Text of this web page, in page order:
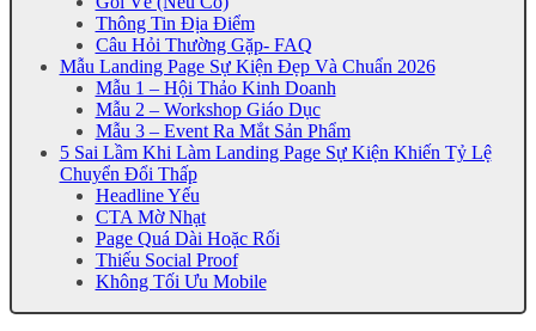
Thông Tin Địa Điểm
Câu Hỏi Thường Gặp- FAQ
Mẫu Landing Page Sự Kiện Đẹp Và Chuẩn 2026
Mẫu 1 – Hội Thảo Kinh Doanh
Mẫu 2 – Workshop Giáo Dục
Mẫu 3 – Event Ra Mắt Sản Phẩm
5 Sai Lầm Khi Làm Landing Page Sự Kiện Khiến Tỷ Lệ
Chuyển Đổi Thấp
Headline Yếu
CTA Mờ Nhạt
Page Quá Dài Hoặc Rối
Thiếu Social Proof
Không Tối Ưu Mobile